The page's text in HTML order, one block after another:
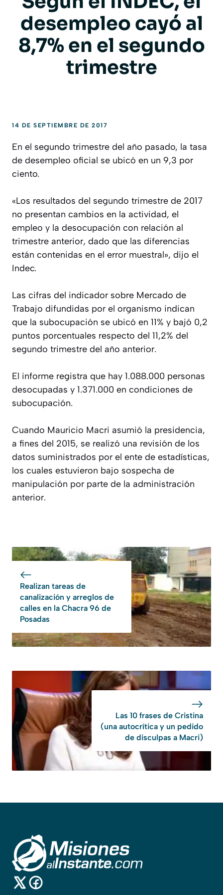
desempleo cayó al
8,7% en el segundo
trimestre
14 DE SEPTIEMBRE DE 2017
En el segundo trimestre del año pasado, la tasa
de desempleo oficial se ubicó en un 9,3 por
ciento.
«Los resultados del segundo trimestre de 2017
no presentan cambios en la actividad, el
empleo y la desocupación con relación al
trimestre anterior, dado que las diferencias
están contenidas en el error muestral», dijo el
Indec.
Las cifras del indicador sobre Mercado de
Trabajo difundidas por el organismo indican
que la subocupación se ubicó en 11% y bajó 0,2
puntos porcentuales respecto del 11,2% del
segundo trimestre del año anterior.
El informe registra que hay 1.088.000 personas
desocupadas y 1.371.000 en condiciones de
subocupación.
Cuando Mauricio Macri asumió la presidencia,
a fines del 2015, se realizó una revisión de los
datos suministrados por el ente de estadísticas,
los cuales estuvieron bajo sospecha de
manipulación por parte de la administración
anterior.
Realizan tareas de
canalización y arreglos de
calles en la Chacra 96 de
Posadas
Las 10 frases de Cristina
(una autocrítica y un pedido
de disculpas a Macri)